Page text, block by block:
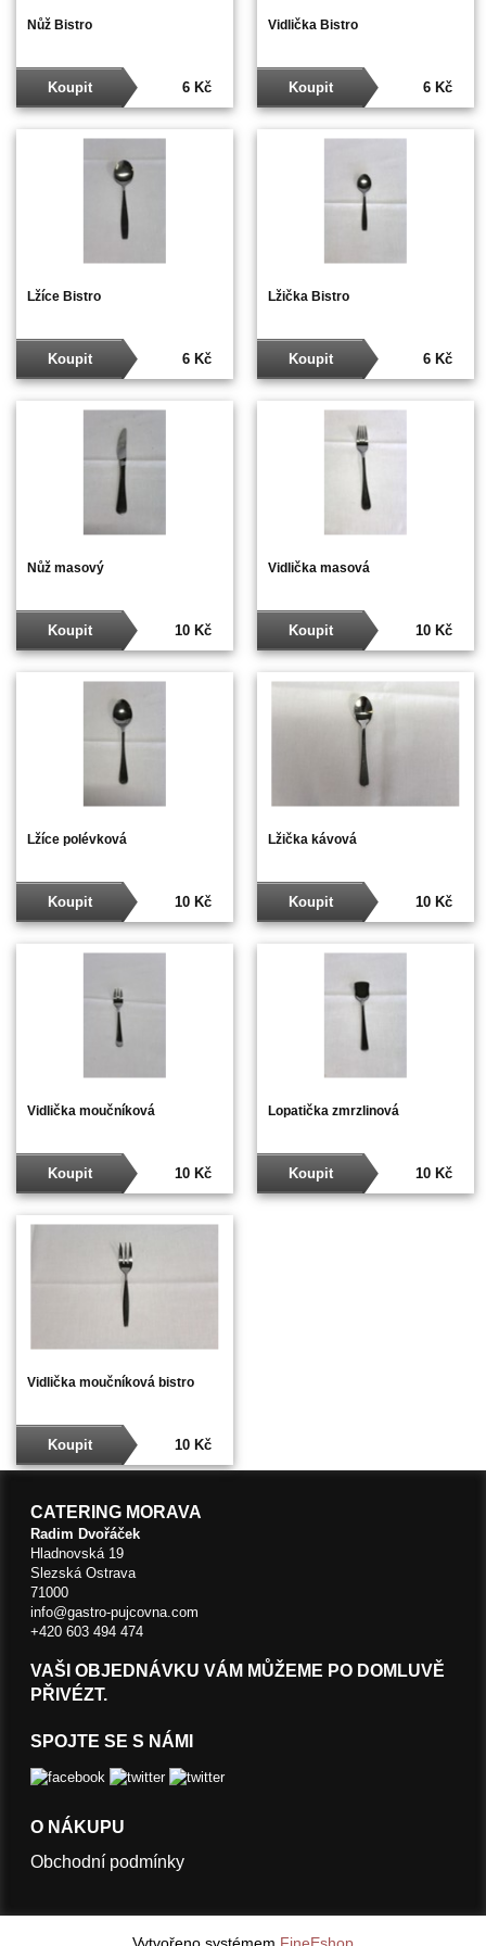
Nůž Bistro
6 Kč
Koupit
Vidlička Bistro
6 Kč
Koupit
Lžíce Bistro
6 Kč
Koupit
Lžička Bistro
6 Kč
Koupit
Nůž masový
10 Kč
Koupit
Vidlička masová
10 Kč
Koupit
Lžíce polévková
10 Kč
Koupit
Lžička kávová
10 Kč
Koupit
Vidlička moučníková
10 Kč
Koupit
Lopatička zmrzlinová
10 Kč
Koupit
Vidlička moučníková bistro
10 Kč
Koupit
CATERING MORAVA
Radim Dvořáček
Hladnovská 19
Slezská Ostrava
71000
info@gastro-pujcovna.com
+420 603 494 474
VAŠI OBJEDNÁVKU VÁM MŮŽEME PO DOMLUVĚ
PŘIVÉZT.
SPOJTE SE S NÁMI
O NÁKUPU
Obchodní podmínky